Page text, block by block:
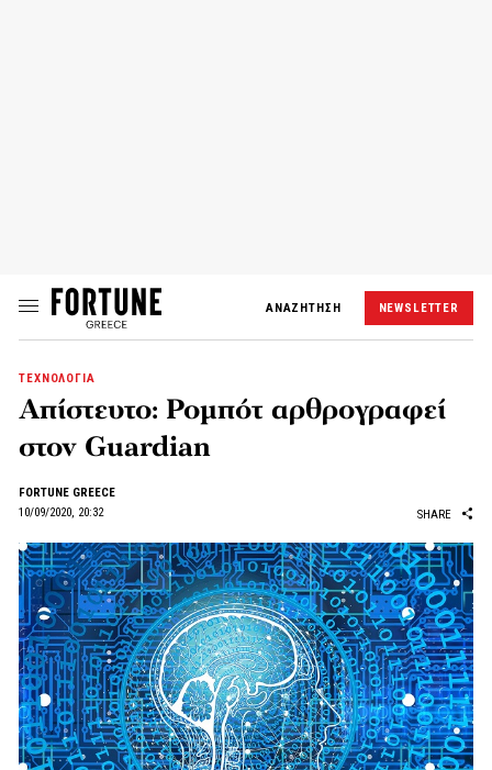
ΑΝΑΖΗΤΗΣΗ NEWSLETTER
ΤΕΧΝΟΛΟΓΙΑ
Απίστευτο: Ρομπότ αρθρογραφεί
στον Guardian
FORTUNE GREECE
10/09/2020, 20:32
SHARE